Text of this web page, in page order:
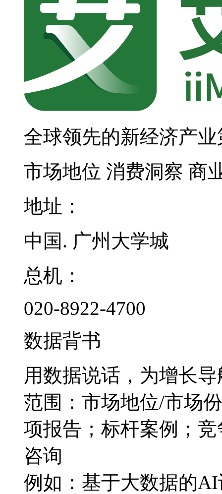
全球领先的新经济产
市场地位 消费洞察 商
地址：
中国. 广州大学城
总机：
020-8922-4700
数据背书
用数据说话，为增长导
范围：市场地位/市场
项报告；标杆案例；
咨询
例如：基于大数据的